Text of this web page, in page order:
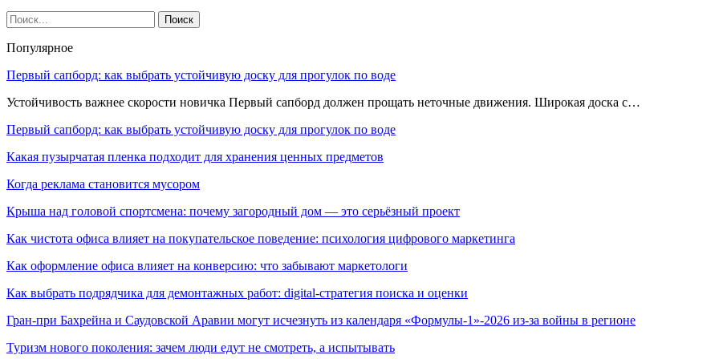
Популярное
Первый сапборд: как выбрать устойчивую доску для прогулок по воде
Устойчивость важнее скорости новичка Первый сапборд должен прощать неточные движения. Широкая доска с…
Первый сапборд: как выбрать устойчивую доску для прогулок по воде
Какая пузырчатая пленка подходит для хранения ценных предметов
Когда реклама становится мусором
Крыша над головой спортсмена: почему загородный дом — это серьёзный проект
Как чистота офиса влияет на покупательское поведение: психология цифрового маркетинга
Как оформление офиса влияет на конверсию: что забывают маркетологи
Как выбрать подрядчика для демонтажных работ: digital-стратегия поиска и оценки
Гран-при Бахрейна и Саудовской Аравии могут исчезнуть из календаря «Формулы-1»-2026 из-за войны в регионе
Туризм нового поколения: зачем люди едут не смотреть, а испытывать